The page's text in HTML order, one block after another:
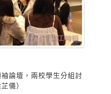
論壇，兩校學生分組討
儀）